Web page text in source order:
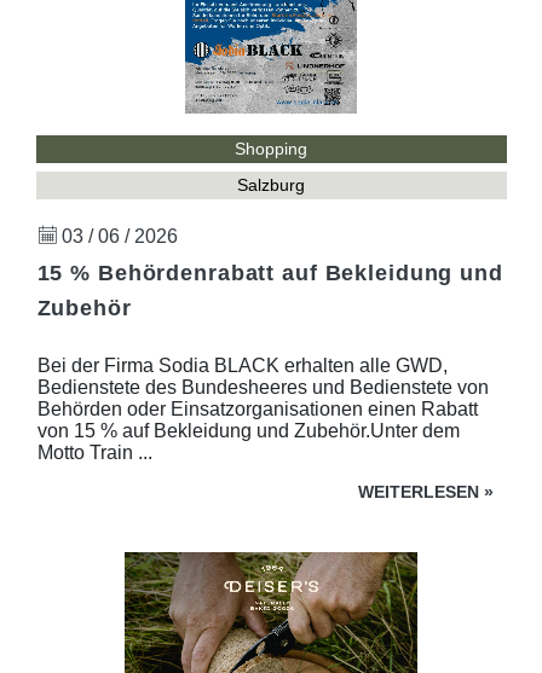
Shopping
Salzburg
03 / 06 / 2026
15 % Behördenrabatt auf Bekleidung und
Zubehör
Bei der Firma Sodia BLACK erhalten alle GWD,
Bedienstete des Bundesheeres und Bedienstete von
Behörden oder Einsatzorganisationen einen Rabatt
von 15 % auf Bekleidung und Zubehör.Unter dem
Motto Train ...
WEITERLESEN »